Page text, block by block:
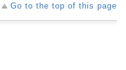
Go to the top of this page